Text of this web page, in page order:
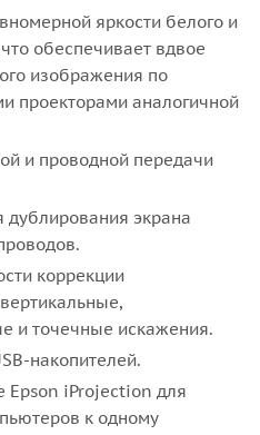
яркости белого и
обеспечивает вдвое
изображения по
проекторами аналогичной
и проводной передачи
дублирования экрана
коррекции
и точечные искажения.
накопителей.
Epson iProjection для
к одному